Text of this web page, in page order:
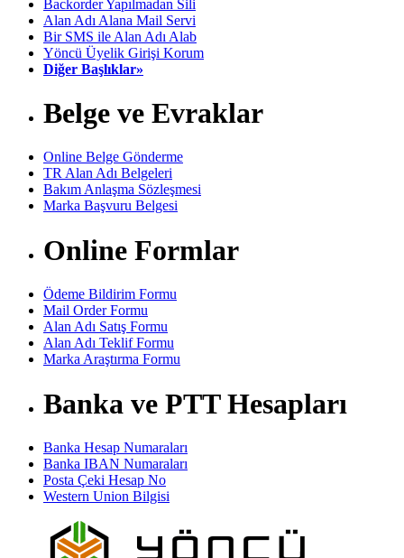
Backorder Yapılmadan Sili
Alan Adı Alana Mail Servi
Bir SMS ile Alan Adı Alab
Yöncü Üyelik Girişi Korum
Diğer Başlıklar»
Belge ve Evraklar
Online Belge Gönderme
TR Alan Adı Belgeleri
Bakım Anlaşma Sözleşmesi
Marka Başvuru Belgesi
Online Formlar
Ödeme Bildirim Formu
Mail Order Formu
Alan Adı Satış Formu
Alan Adı Teklif Formu
Marka Araştırma Formu
Banka ve PTT Hesapları
Banka Hesap Numaraları
Banka IBAN Numaraları
Posta Çeki Hesap No
Western Union Bilgisi